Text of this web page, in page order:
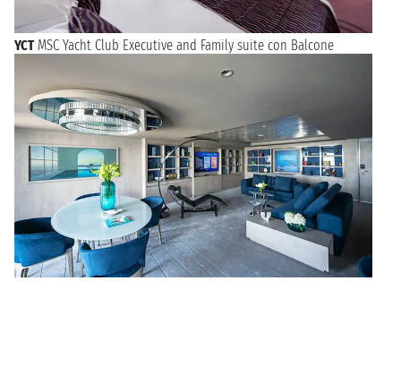
YCT MSC Yacht Club Executive and Family suite con Balcone